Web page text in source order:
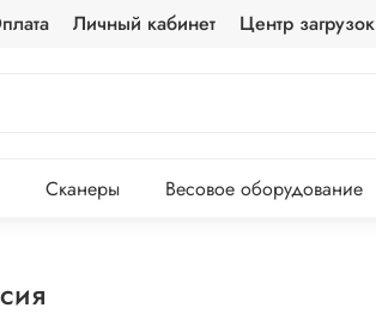
Личный кабинет Центр загрузок
Сканеры Весовое оборудование